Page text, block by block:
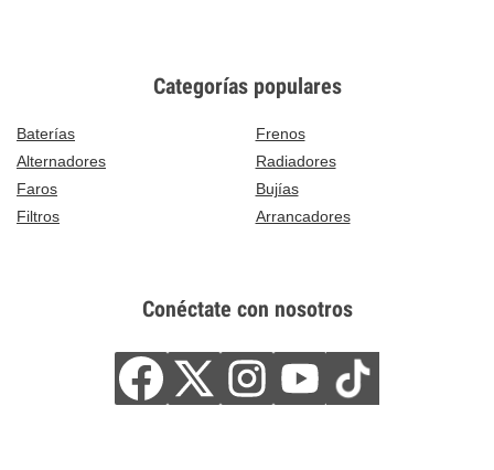
Categorías populares
Baterías
Frenos
Alternadores
Radiadores
Faros
Bujías
Filtros
Arrancadores
Conéctate con nosotros